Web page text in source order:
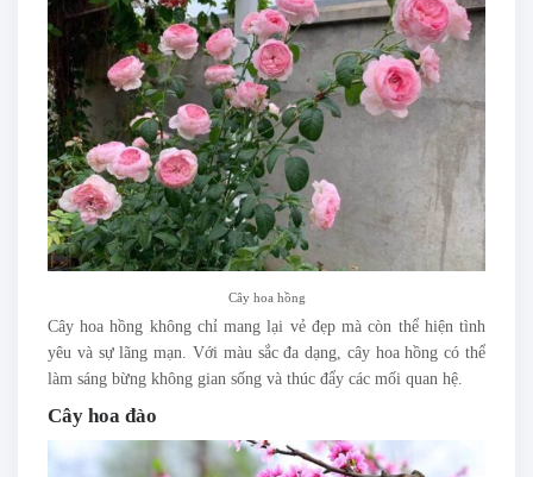
Cây hoa hồng
Cây hoa hồng không chỉ mang lại vẻ đẹp mà còn thể hiện tình
yêu và sự lãng mạn. Với màu sắc đa dạng, cây hoa hồng có thể
làm sáng bừng không gian sống và thúc đẩy các mối quan hệ.
Cây hoa đào